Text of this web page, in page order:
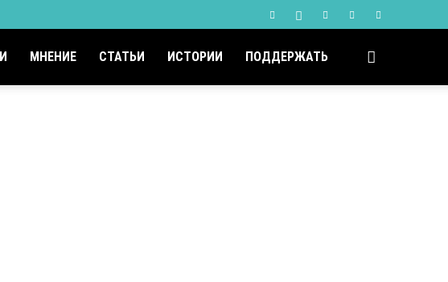
МНЕНИЕ СТАТЬИ ИСТОРИИ ПОДДЕРЖАТЬ